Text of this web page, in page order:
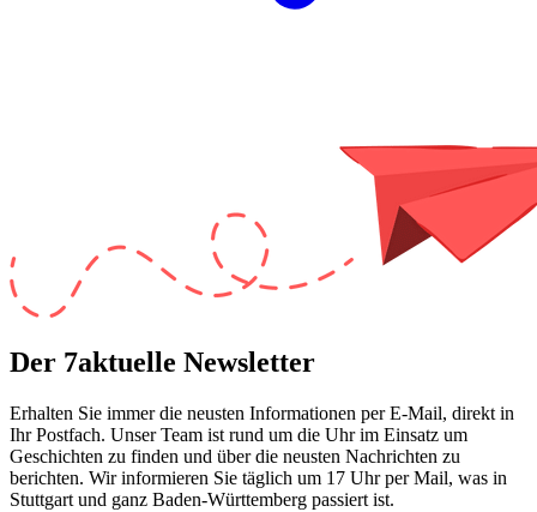
Der 7aktuelle Newsletter
Erhalten Sie immer die neusten Informationen per E-Mail, direkt in
Ihr Postfach. Unser Team ist rund um die Uhrim Einsatz um
Geschichten zu finden und über die neusten Nachrichten zu
berichten. Wir informieren Sie täglich um 17 Uhrper Mail, was in
Stuttgart und ganz Baden-Württemberg passiert ist.